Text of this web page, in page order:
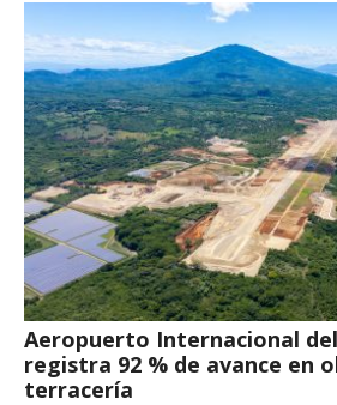
Aeropuerto Internacional
registra 92 % de avance en
terracería